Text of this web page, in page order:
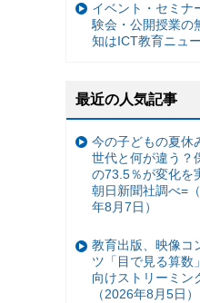
イベント・セミナ
験会・公開授業の
知はICT教育ニュ
最近の人気記事
今の子どもの夏休
世代と何が違う？
の73.5％が変化を
朝日新聞社調べ=
年8月7日）
教育出版、映像コ
ツ「目で見る算数
向けストリーミン
（2026年8月5日）